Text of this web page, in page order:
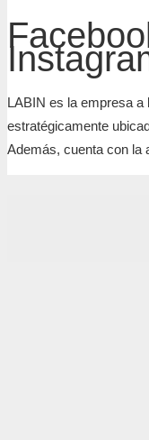
LABIN es la empresa a
estratégicamente
Además, cuenta con la